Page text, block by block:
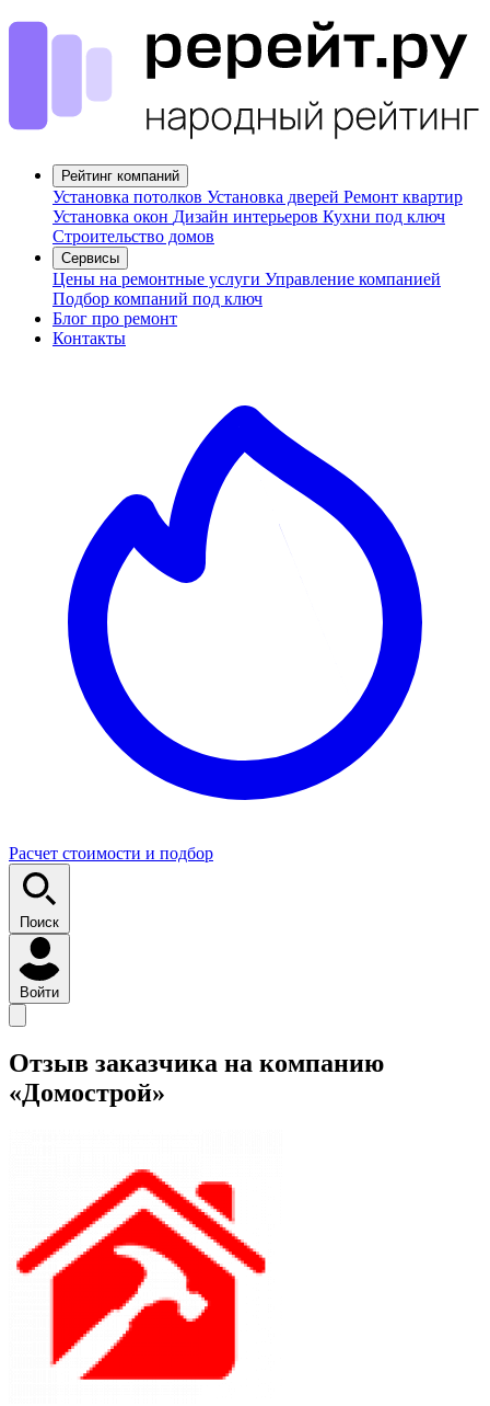
Рейтинг компаний
Установка потолков Установка дверей Ремонт квартир
Установка окон Дизайн интерьеров Кухни под ключ
Строительство домов
Сервисы
Цены на ремонтные услуги Управление компанией
Подбор компаний под ключ
Блог про ремонт
Контакты
Расчет стоимости и подбор
Поиск
Войти
Отзыв заказчика на компанию
«Домострой»